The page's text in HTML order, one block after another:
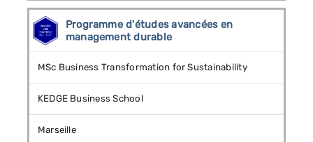
Programme d'études avancées en
management durable
MSc Business Transformation for Sustainability
KEDGE Business School
Marseille